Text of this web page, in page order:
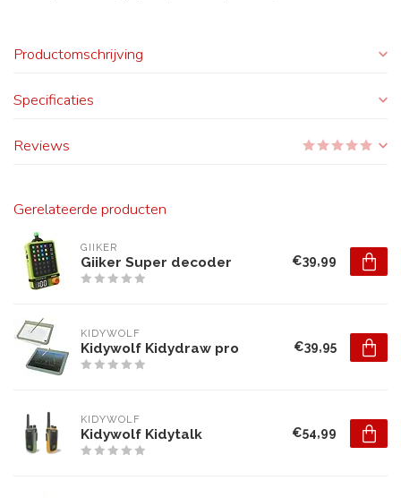
Productomschrijving
Specificaties
Reviews
Gerelateerde producten
GIIKER
Giiker Super decoder €39,99
KIDYWOLF
Kidywolf Kidydraw pro €39,95
KIDYWOLF
Kidywolf Kidytalk €54,99